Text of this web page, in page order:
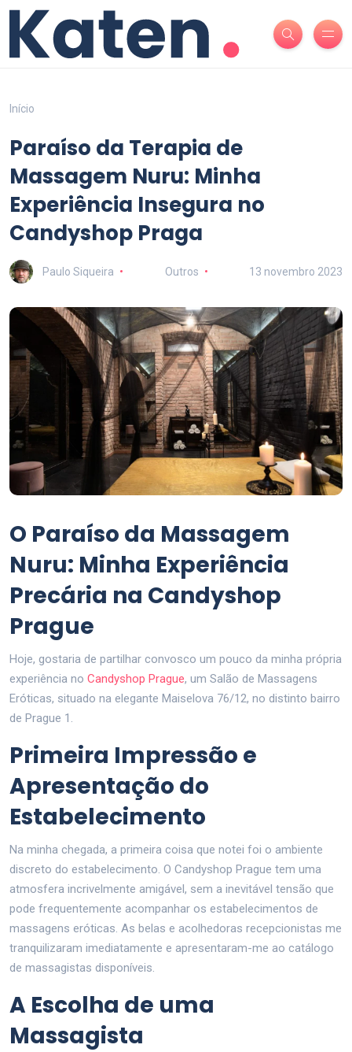
Início
Paraíso da Terapia de
Massagem Nuru: Minha
Experiência Insegura no
Candyshop Praga
Paulo Siqueira Outros 13 novembro 2023
O Paraíso da Massagem
Nuru: Minha Experiência
Precária na Candyshop
Prague
Hoje, gostaria de partilhar convosco um pouco da minha própria
experiência no Candyshop Prague, um Salão de Massagens
Eróticas, situado na elegante Maiselova 76/12, no distinto bairro
de Prague 1.
Primeira Impressão e
Apresentação do
Estabelecimento
Na minha chegada, a primeira coisa que notei foi o ambiente
discreto do estabelecimento. O Candyshop Prague tem uma
atmosfera incrivelmente amigável, sem a inevitável tensão que
pode frequentemente acompanhar os estabelecimentos de
massagens eróticas. As belas e acolhedoras recepcionistas me
tranquilizaram imediatamente e apresentaram-me ao catálogo
de massagistas disponíveis.
A Escolha de uma
Massagista